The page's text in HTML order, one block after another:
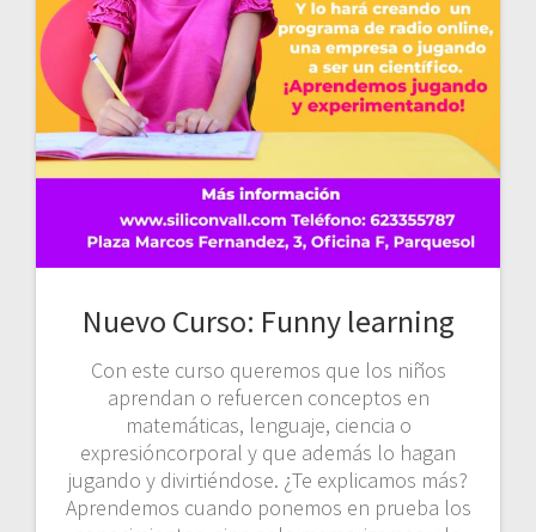
Nuevo Curso: Funny learning
Con este curso queremos que los niños
aprendan o refuercen conceptos en
matemáticas, lenguaje, ciencia o
expresióncorporal y que además lo hagan
jugando y divirtiéndose. ¿Te explicamos más?
Aprendemos cuando ponemos en prueba los